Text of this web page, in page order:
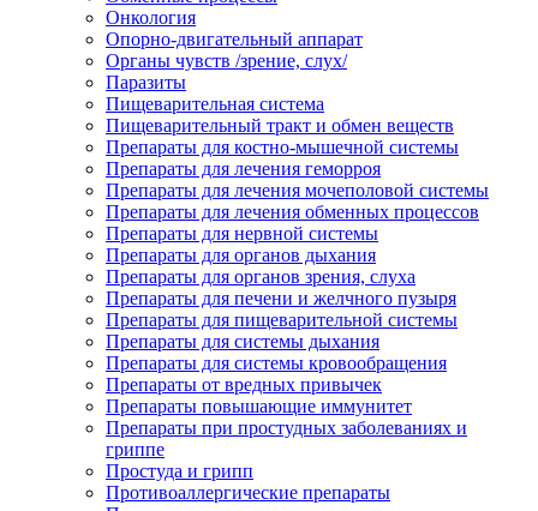
Онкология
Опорно-двигательный аппарат
Органы чувств /зрение, слух/
Паразиты
Пищеварительная система
Пищеварительный тракт и обмен веществ
Препараты для костно-мышечной системы
Препараты для лечения геморроя
Препараты для лечения мочеполовой системы
Препараты для лечения обменных процессов
Препараты для нервной системы
Препараты для органов дыхания
Препараты для органов зрения, слуха
Препараты для печени и желчного пузыря
Препараты для пищеварительной системы
Препараты для системы дыхания
Препараты для системы кровообращения
Препараты от вредных привычек
Препараты повышающие иммунитет
Препараты при простудных заболеваниях и
гриппе
Простуда и грипп
Противоаллергические препараты